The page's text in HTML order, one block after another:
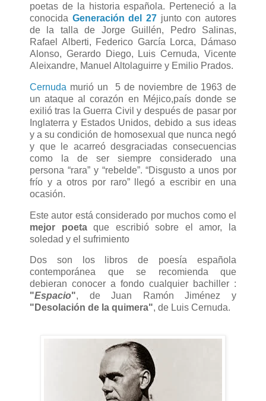
poetas de la historia española. Perteneció a la
conocida Generación del 27 junto con autores
de la talla de Jorge Guillén, Pedro Salinas,
Rafael Alberti, Federico García Lorca, Dámaso
Alonso, Gerardo Diego, Luis Cernuda, Vicente
Aleixandre, Manuel Altolaguirre y Emilio Prados.
Cernuda murió un 5 de noviembre de 1963 de
un ataque al corazón en Méjico,país donde se
exilió tras la Guerra Civil y después de pasar por
Inglaterra y Estados Unidos, debido a sus ideas
y a su condición de homosexual que nunca negó
y que le acarreó desgraciadas consecuencias
como la de ser siempre considerado una
persona “rara” y “rebelde”. “Disgusto a unos por
frío y a otros por raro” llegó a escribir en una
ocasión.
Este autor está considerado por muchos como el
mejor poetaque escribió sobre el amor, la
soledad y el sufrimiento
Dos son los libros de poesía española
contemporánea que se recomienda que
debieran conocer a fondo cualquier bachiller :
"Espacio", de Juan Ramón Jiménez y
"Desolación de la quimera", de Luis Cernuda.